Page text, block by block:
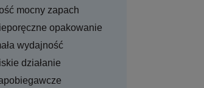
mocny zapach
opakowanie
wydajność
działanie